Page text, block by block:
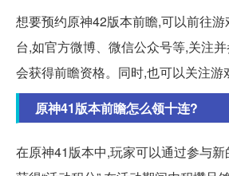
想要预约原神42版本前瞻,可以前往
台,如官方微博、微信公众号等,关注
会获得前瞻资格。同时,也可以关注游
原神41版本前瞻怎么领十连?
在原神41版本中,玩家可以通过参与新